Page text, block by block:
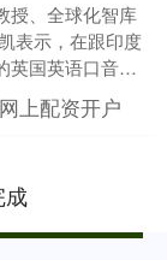
授、全球化智库
表示，在跟印度
英国英语口音，
屡试不爽”。 高志
网上配资开户
成